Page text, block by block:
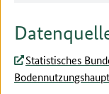
Statistisches